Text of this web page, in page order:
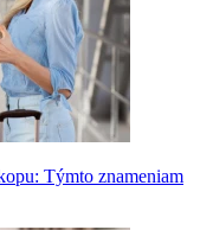
Týmto znameniam